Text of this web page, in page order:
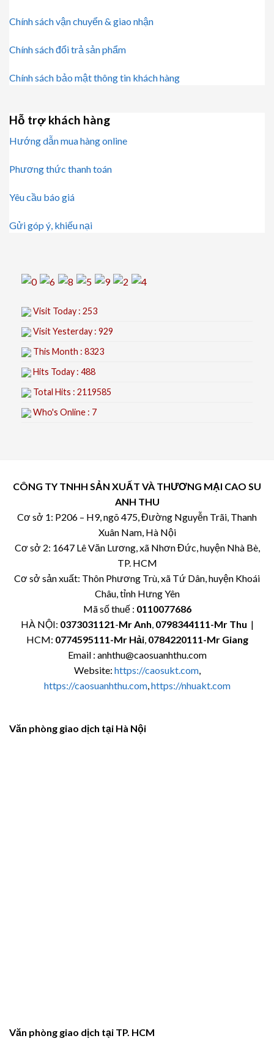
Chính sách vận chuyển & giao nhận
Chính sách đổi trả sản phẩm
Chính sách bảo mật thông tin khách hàng
Hỗ trợ khách hàng
Hướng dẫn mua hàng online
Phương thức thanh toán
Yêu cầu báo giá
Gửi góp ý, khiếu nại
Visit Today : 253
Visit Yesterday : 929
This Month : 8323
Hits Today : 488
Total Hits : 2119585
Who's Online : 7
CÔNG TY TNHH SẢN XUẤT VÀ THƯƠNG MẠI CAO SU
ANH THU
Cơ sở 1: P206 – H9, ngõ 475, Đường Nguyễn Trãi, Thanh
Xuân Nam, Hà Nội
Cơ sở 2: 1647 Lê Văn Lương, xã Nhơn Đức, huyện Nhà Bè,
TP. HCM
Cơ sở sản xuất: Thôn Phương Trù, xã Tứ Dân, huyện Khoái
Châu, tỉnh Hưng Yên
Mã số thuế : 0110077686
HÀ NỘI: 0373031121-Mr Anh, 0798344111-Mr Thu |
HCM: 0774595111-Mr Hải, 0784220111-Mr Giang
Email : anhthu@caosuanhthu.com
Website: https://caosukt.com,
https://caosuanhthu.com,https://nhuakt.com
Văn phòng giao dịch tại Hà Nội
Văn phòng giao dịch tại TP. HCM